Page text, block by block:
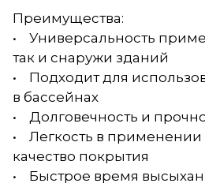
Преимущества:
• Универсальность
так и снаружи зданий
• Подходит для
в бассейнах
• Долговечность и
• Легкость в применении
качество покрытия
• Быстрое время